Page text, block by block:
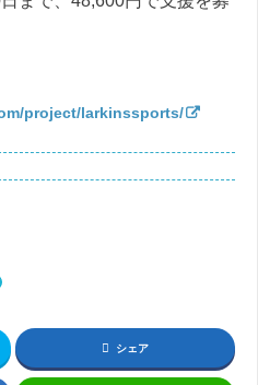
project/larkinssports/
シェア